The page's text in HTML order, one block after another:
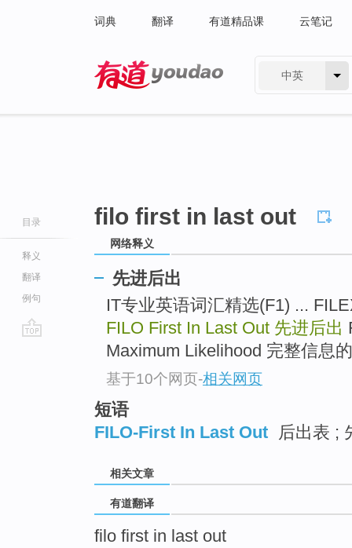
词典 翻译 有道精品课 云笔记
中英
目录
释义
翻译
例句
filo first in last out
网络释义
先进后出
IT专业英语词汇精选(F1) ...
FILO First In Last Out 先进后出
Maximum Likelihood 完整信息
基于10个网页-相关网页
短语
FILO-First In Last Out
后出表 ;
相关文章
有道翻译
filo first in last out